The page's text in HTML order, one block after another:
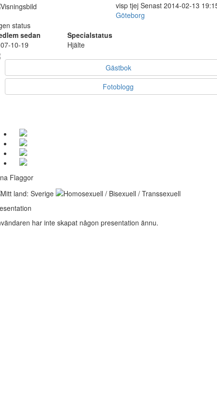
visp tjej Senast 2014-02-13
Göteborg
status
sedan
Specialstatus
10-19
Hjälte
Gästbok
Fotoblogg
Flaggor
har inte skapat någon presentation ännu.